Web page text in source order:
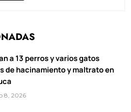
a 13 perros y varios gatos
de hacinamiento y maltrato en
8, 2026